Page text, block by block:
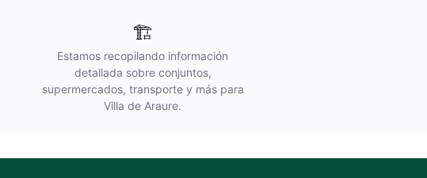
🏗️
Estamos recopilando información
detallada sobre conjuntos,
supermercados, transporte y más para
Villa de Araure.